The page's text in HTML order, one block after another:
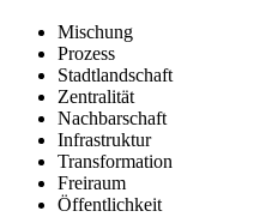
Mischung
Prozess
Stadtlandschaft
Zentralität
Nachbarschaft
Infrastruktur
Transformation
Freiraum
Öffentlichkeit